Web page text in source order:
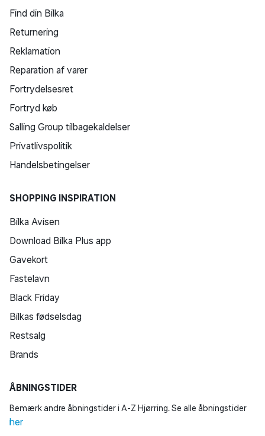
Find din Bilka
Returnering
Reklamation
Reparation af varer
Fortrydelsesret
Fortryd køb
Salling Group tilbagekaldelser
Privatlivspolitik
Handelsbetingelser
SHOPPING INSPIRATION
Bilka Avisen
Download Bilka Plus app
Gavekort
Fastelavn
Black Friday
Bilkas fødselsdag
Restsalg
Brands
ÅBNINGSTIDER
Bemærk andre åbningstider i A-Z Hjørring. Se alle åbningstider
her